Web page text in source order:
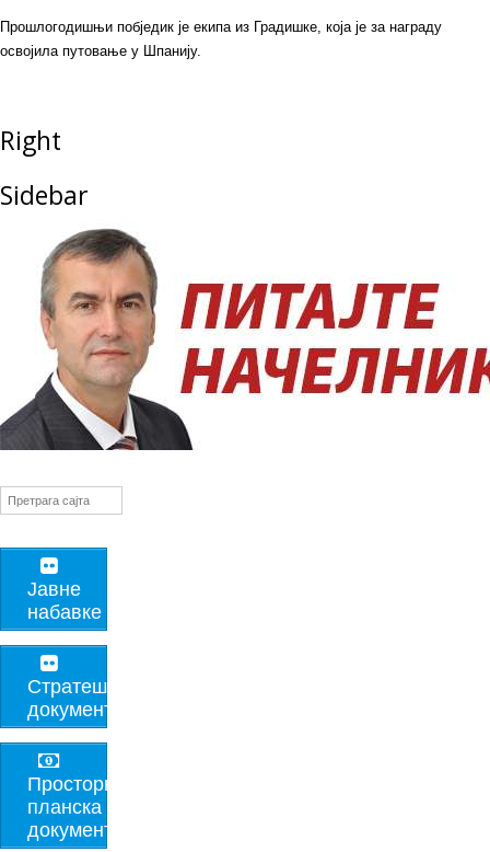
Прошлогодишњи побједик је екипа из Градишке, која је за награду
освојила путовање у Шпанију.
Right
Sidebar
Јавне
набавке
Стратешки
документи
Просторно-
планска
документација